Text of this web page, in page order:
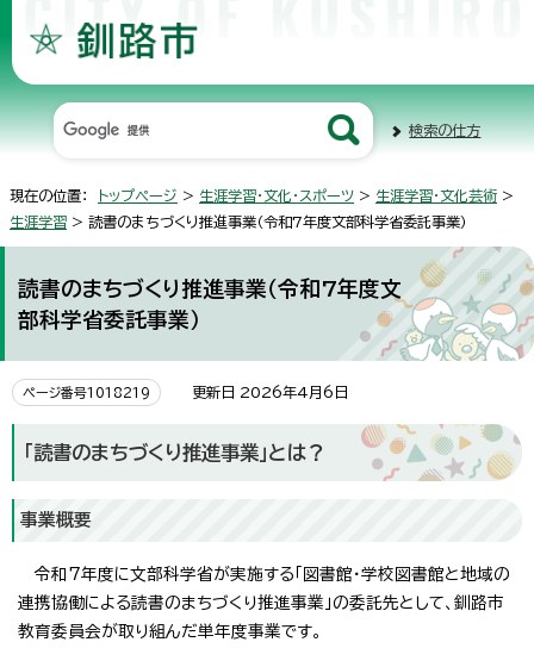
検索の仕方
現在の位置： トップページ > 生涯学習・文化・スポーツ > 生涯学習・文化芸術 >
生涯学習 > 読書のまちづくり推進事業（令和7年度文部科学省委託事業）
読書のまちづくり推進事業（令和7年度文
部科学省委託事業）
ページ番号1018219 更新日 2026年4月6日
「読書のまちづくり推進事業」とは？
事業概要
令和7年度に文部科学省が実施する「図書館・学校図書館と地域の
連携協働による読書のまちづくり推進事業」の委託先として、釧路市
教育委員会が取り組んだ単年度事業です。